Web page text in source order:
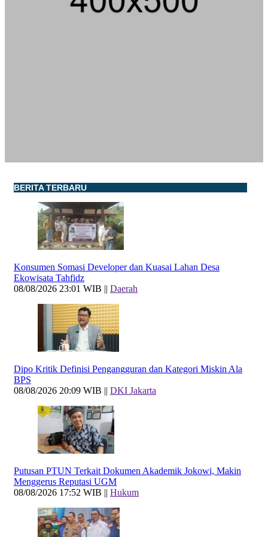
BERITA TERBARU
Konsumen Somasi Developer dan Kuasai Lahan Desa
Ekowisata Tahfidz
08/08/2026 23:01 WIB || Daerah
Dipo Kritik Definisi Pengangguran dan Kategori Miskin Ala
BPS
08/08/2026 20:09 WIB || DKI Jakarta
Putusan PTUN Terkait Dokumen Akademik Jokowi, Makin
Menggerus Reputasi UGM
08/08/2026 17:52 WIB || Hukum